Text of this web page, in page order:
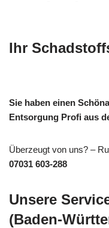
Ihr
Sie haben einen
Entsorgung Profi aus
Überzeugt von uns? –
07031 603-288
Unsere
(Baden-